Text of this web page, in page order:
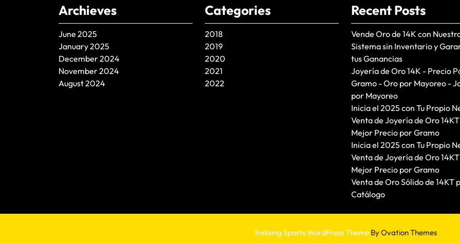
Archieves
June 2025
January 2025
December 2024
November 2024
August 2024
Categories
2018
2019
2020
2021
2022
Recent Posts
Vende Oro de 14K con
Sistema sin Inventario y
tus Ganancias
Joyería de Oro 14K - Precio
Gramo - Oro por Mayoreo -
por Mayoreo
Inicia el 2025 con Tu Propio
Venta de Joyería de Oro
Mejor Precio por Gramo
Inicia el 2025 con Tu Propio
Venta de Joyería de Oro
Mejor Precio por Gramo
Venta de Oro Sólido de 14KT
Catálogo
Trekking Sports WordPress ThemeBy Ovation Themes